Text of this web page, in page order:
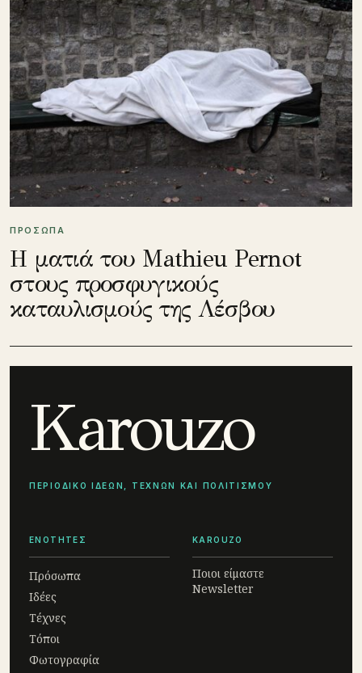
ΠΡΟΣΩΠΑ
Η ματιά του Mathieu Pernot
στους προσφυγικούς
καταυλισμούς της Λέσβου
Karouzo
ΠΕΡΙΟΔΙΚΟ ΙΔΕΩΝ, ΤΕΧΝΩΝ ΚΑΙ ΠΟΛΙΤΙΣΜΟΥ
ΕΝΟΤΗΤΕΣ
Πρόσωπα
Ιδέες
Τέχνες
Τόποι
Φωτογραφία
KAROUZO
Ποιοι είμαστε
Newsletter